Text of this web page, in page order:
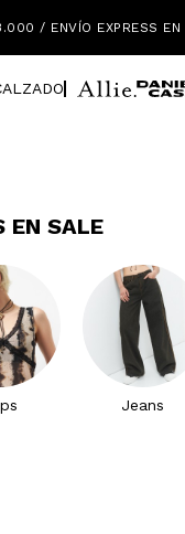
/ ENVÍO EXPRESS EN
EN SALE
Jeans